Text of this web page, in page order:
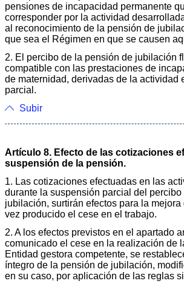
pensiones de incapacidad permanente
corresponder por la actividad
al reconocimiento de la pensión de
que sea el Régimen en que se causen
2. El percibo de la pensión de jubilación
compatible con las prestaciones de
de maternidad, derivadas de la actividad
parcial.
Subir
Artículo 8. Efecto de las cotizaciones
suspensión de la pensión.
1. Las cotizaciones efectuadas en las
durante la suspensión parcial del
jubilación, surtirán efectos para la
vez producido el cese en el trabajo.
2. A los efectos previstos en el apartado
comunicado el cese en la realización de
Entidad gestora competente, se
íntegro de la pensión de jubilación,
en su caso, por aplicación de las reglas